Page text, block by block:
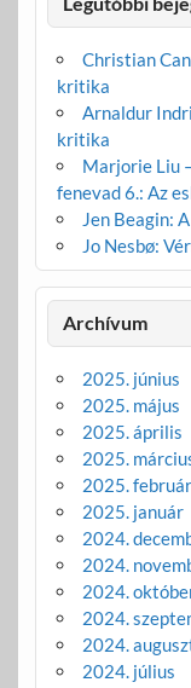
Christian
kritika
Arnaldur
kritika
Marjorie Liu
fenevad 6.: Az
Jen Beagin:
Jo Nesbø:
Archívum
2025. június
2025. május
2025. április
2025.
2025. február
2025. január
2024.
2024.
2024.
2024.
2024.
2024. július